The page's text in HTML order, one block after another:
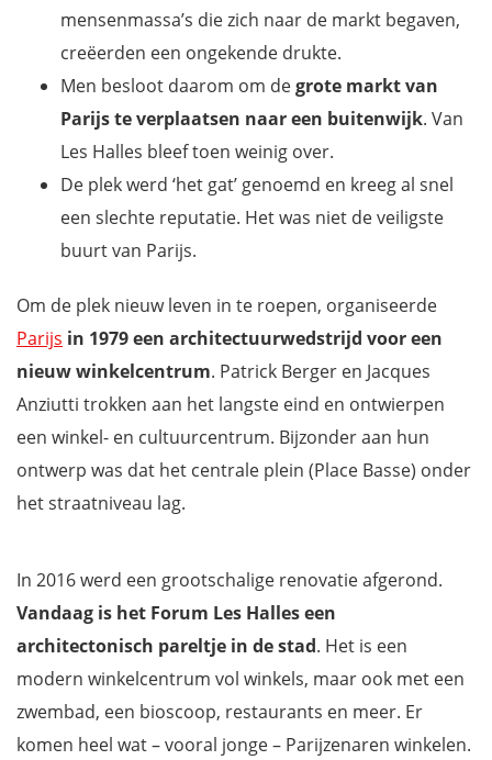
mensenmassa’s die zich naar de markt begaven,
creëerden een ongekende drukte.
Men besloot daarom om degrote markt van
Parijs te verplaatsen naar een buitenwijk. Van
Les Halles bleef toen weinig over.
De plek werd ‘het gat’ genoemd en kreeg al snel
een slechte reputatie. Het was niet de veiligste
buurt van Parijs.
Om de plek nieuw leven in te roepen, organiseerde
Parijs in 1979 een architectuurwedstrijd voor een
nieuw winkelcentrum. Patrick Berger en Jacques
Anziutti trokken aan het langste eind en ontwierpen
een winkel- en cultuurcentrum. Bijzonder aan hun
ontwerp was dat het centrale plein (Place Basse) onder
het straatniveau lag.
In 2016 werd een grootschalige renovatie afgerond.
Vandaag is het Forum Les Halles een
architectonisch pareltje in de stad. Het is een
modern winkelcentrum vol winkels, maar ook met een
zwembad, een bioscoop, restaurants en meer. Er
komen heel wat – vooral jonge – Parijzenaren winkelen.